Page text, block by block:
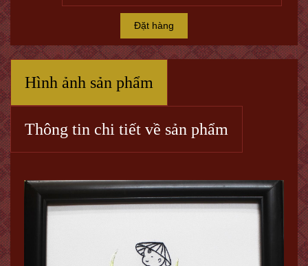
Đặt hàng
Hình ảnh sản phẩm
Thông tin chi tiết về sản phẩm